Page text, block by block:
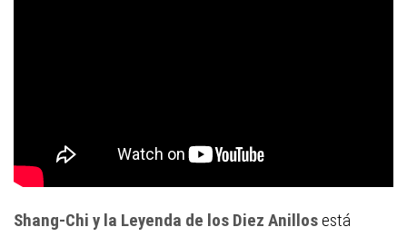
Shang-Chi y la Leyenda de los Diez Anillos está